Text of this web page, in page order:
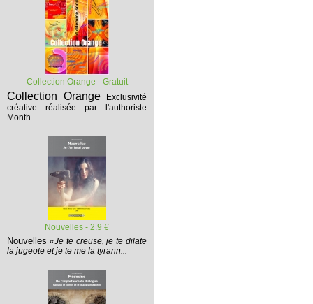
Collection Orange - Gratuit
Collection Orange
Exclusivité
créative réalisée par l'authoriste
Month...
Nouvelles - 2.9 €
Nouvelles «Je te creuse, je te dilate
la jugeote et je te me la tyrann...